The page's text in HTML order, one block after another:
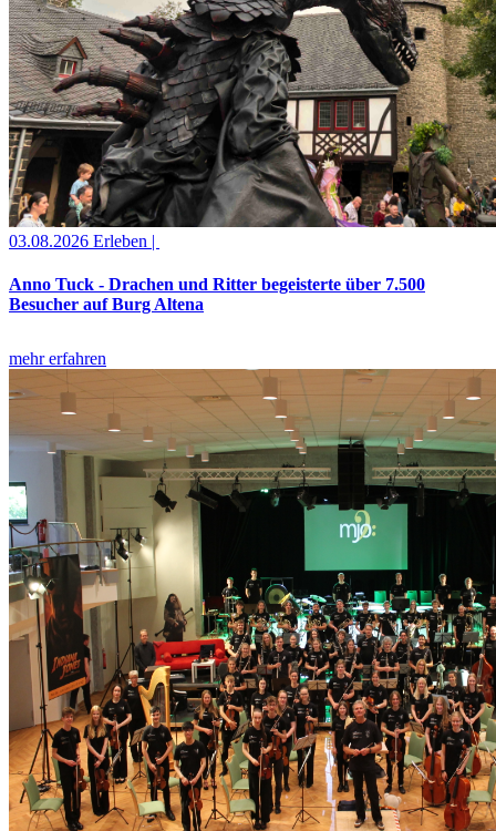
03.08.2026 Erleben |
Anno Tuck - Drachen und Ritter begeisterte über 7.500
Besucher auf Burg Altena
mehr erfahren